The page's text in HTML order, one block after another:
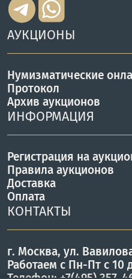
АУКЦИОНЫ
Нумизматические
Протокол
Архив аукционов
ИНФОРМАЦИЯ
Регистрация на
Правила аукционов
Доставка
Оплата
КОНТАКТЫ
г. Москва, ул.
Работаем с Пн-Пт с 10